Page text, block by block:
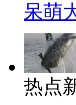
呆萌
热点